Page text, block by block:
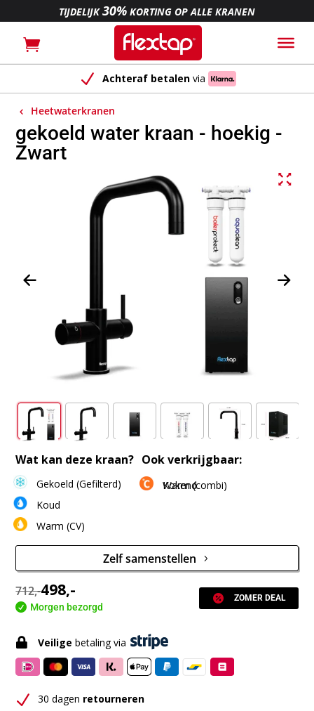
TIJDELIJK30% KORTING OP ALLE KRANEN
N Achteraf betalen via
Heetwaterkranen
gekoeld water kraan - hoekig -
Zwart
Wat kan deze kraan? Ook verkrijgbaar:
Kokend
Gekoeld (Gefilterd)
Koud
Warm (combi)
Warm (CV)
Zelf samenstellen
 ZOMER DEAL
712,-498,-
 Morgen bezorgd
 Veilige betaling via
N 30 dagen retourneren